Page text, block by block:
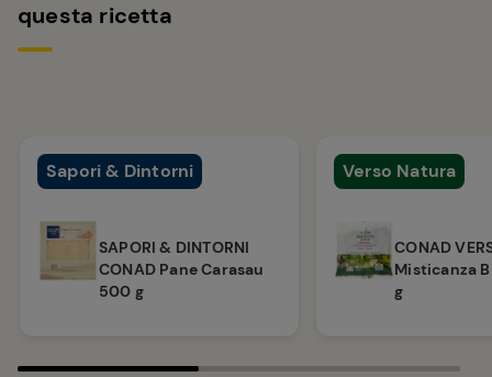
questa ricetta
Sapori & Dintorni
SAPORI & DINTORNI
CONAD Pane Carasau
500 g
Verso Natura
CONAD
Misticanza
g